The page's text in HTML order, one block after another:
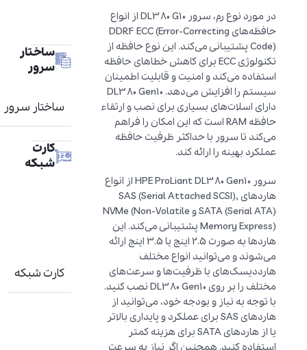
در مورد نوع رم، سرور DL380 G10 از انواع
حافظه‌های DDR4 ECC (Error-Correcting
Code) پشتیبانی می‌کند. این نوع حافظه از
تکنولوژی ECC برای کاهش خطاهای حافظه
استفاده می‌کند و امنیت و قابلیت اطمینان
سیستم را افزایش می‌دهد. DL380 Gen10
دارای اسلات‌های بسیاری برای نصب و ارتقاء
حافظه RAM است که این امکان را فراهم
می‌کند تا سرور با حداکثر ظرفیت حافظه
عملکرد بهینه را ارائه کند.
سرور HPE ProLiant DL380 Gen10 از انواع
هاردهای SAS (Serial Attached SCSI),
SATA (Serial ATA) و NVMe (Non-Volatile
Memory Express) پشتیبانی می‌کند. این
هاردها به صورت 2.5 اینچ یا 3.5 اینچ ارائه
می‌شوند و می‌توانید انواع مختلف
هارد‌دیسک‌های با ظرفیت‌ها و سرعت‌های
مختلف را بر روی DL380 Gen10 نصب کنید.
با توجه به نیاز و بودجه خود، می‌توانید از
هاردهای SAS برای عملکرد و پایداری بالاتر
یا از هاردهای SATA برای هزینه کمتر
استفاده کنید. همچنین اگر نیاز به سرعت
ساختار
سرور
ساختار سرور
کارت
شبکه
کارت شبکه